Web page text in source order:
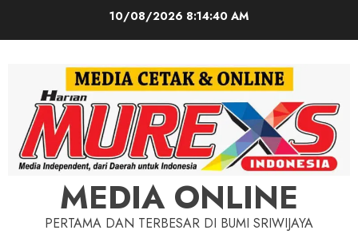
10/08/2026 8:14:42 AM
MEDIA ONLINE
PERTAMA DAN TERBESAR DI BUMI SRIWIJAYA